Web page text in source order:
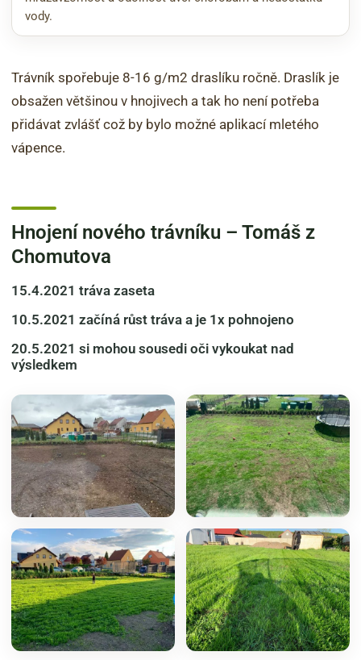
vody.
Trávník spořebuje 8-16 g/m2 draslíku ročně. Draslík je
obsažen většinou v hnojivech a tak ho není potřeba
přidávat zvlášť což by bylo možné aplikací mletého
vápence.
Hnojení nového trávníku – Tomáš z
Chomutova
15.4.2021 tráva zaseta
10.5.2021 začíná růst tráva a je 1x pohnojeno
20.5.2021 si mohou sousedi oči vykoukat nad
výsledkem